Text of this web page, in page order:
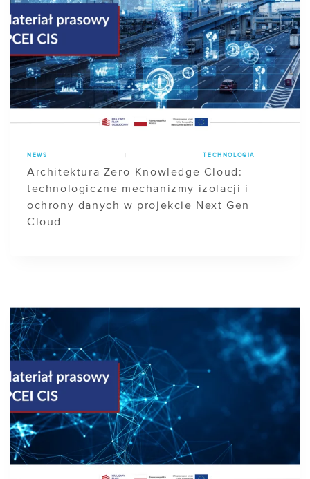
NEWS | TECHNOLOGIA
Architektura Zero-Knowledge Cloud:
technologiczne mechanizmy izolacji i
ochrony danych w projekcie Next Gen
Cloud